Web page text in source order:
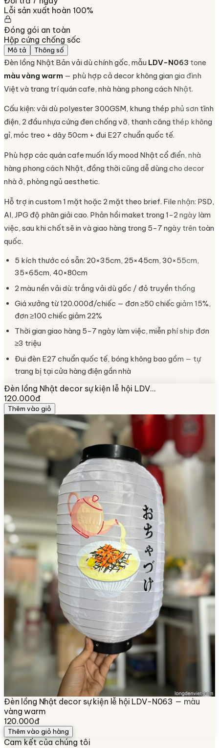
Lỗi sản xuất hoàn 100%
Đóng gói an toàn
Hộp cứng chống sốc
Mô tả Thông số
Đèn lồng Nhật Bản vải dù chính gốc, mẫu LDV-N063 tone
màu vàng warm — phù hợp cả decor không gian gia đình
Việt và trang trí quán cafe, nhà hàng phong cách Nhật.
Cấu kiện: vải dù polyester 300GSM, khung thép phủ sơn tĩnh
điện, 2 đầu nhựa cứng đen chống vỡ, thanh căng thép không
gỉ, móc treo + dây 50cm + đui E27 chuẩn quốc tế.
Phù hợp các quán cafe muốn lấy mood Nhật cổ điển, nhà
hàng phong cách Nhật, đồng thời cũng dễ dùng cho decor
nhà ở, phòng ngủ aesthetic.
Hỗ trợ in custom 1 mặt hoặc 2 mặt theo brief. File nhận: PSD,
AI, JPG độ phân giải cao. Phản hồi maket trong 1-2 ngày làm
việc, sau khi chốt sẽ in và giao hàng trong 5-7 ngày trên toàn
quốc.
5 kích thước có sẵn: 20×35cm, 25×45cm, 30×55cm,
35×65cm, 40×80cm
2 màu nền vải dù: trắng vải dù gốc / đỏ truyền thống
Giá xưởng từ 120.000đ/chiếc — đơn ≥50 chiếc giảm 15%,
đơn ≥100 chiếc giảm 22%
Thời gian giao hàng 5-7 ngày làm việc, miễn phí ship đơn
≥3 triệu
Đui đèn E27 chuẩn quốc tế, bóng không bao gồm — tự
trang bị tại cửa hàng điện gần nhà
Đèn lồng Nhật decor sự kiện lễ hội LDV…
120.000đ
Thêm vào giỏ
Đèn lồng Nhật decor sự kiện lễ hội LDV-N063 — màu
vàng warm
120.000đ
Thêm vào giỏ hàng
Cam kết của chúng tôi